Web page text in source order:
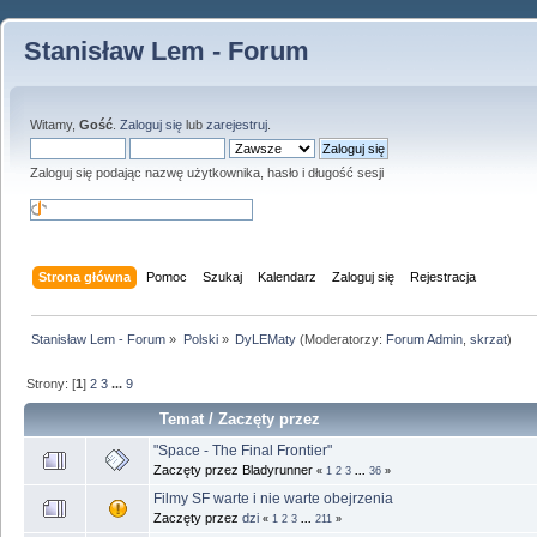
Stanisław Lem - Forum
Witamy, Gość Zaloguj się lub zarejestruj
Zaloguj się podając nazwę użytkownika, hasło i długość sesji
Strona główna Pomoc Szukaj Kalendarz Zaloguj się Rejestracja
Stanisław Lem - Forum » Polski» DyLEMaty(Moderatorzy: Forum Admin, skrzat)
Strony: [1]2 3 ...9
Temat/Zaczęty przez
"Space - The Final Frontier"
Zaczęty przez Bladyrunner « 1 2 3 36 »
Filmy SF warte i nie warte obejrzenia
Zaczęty przez dzi « 1 2 3 211 »